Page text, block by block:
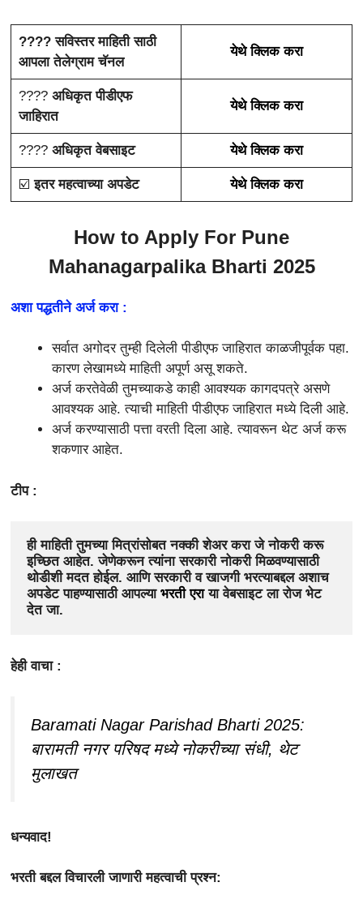
???? सविस्तर माहिती साठी
आपला तेलेग्राम चॅनल
येथे क्लिक करा
???? अधिकृत पीडीएफ
जाहिरात
येथे क्लिक करा
???? अधिकृत वेबसाइट येथे क्लिक करा
☑️इतर महत्वाच्या अपडेट येथे क्लिक करा
How to Apply For Pune
Mahanagarpalika Bharti 2025
अशा पद्धतीने अर्ज करा :
सर्वात अगोदर तुम्ही दिलेली पीडीएफ जाहिरात काळजीपूर्वक पहा.
कारण लेखामध्ये माहिती अपूर्ण असू शकते.
अर्ज करतेवेळी तुमच्याकडे काही आवश्यक कागदपत्रे असणे
आवश्यक आहे. त्याची माहिती पीडीएफ जाहिरात मध्ये दिली आहे.
अर्ज करण्यासाठी पत्ता वरती दिला आहे. त्यावरून थेट अर्ज करू
शकणार आहेत.
टीप :
ही माहिती तुमच्या मित्रांसोबत नक्की शेअर करा जे नोकरी करू
इच्छित आहेत. जेणेकरून त्यांना सरकारी नोकरी मिळवण्यासाठी
थोडीशी मदत होईल. आणि सरकारी व खाजगी भरत्याबद्दल अशाच
अपडेट पाहण्यासाठी आपल्या भरती एरा या वेबसाइट ला रोज भेट
देत जा.
हेही वाचा :
Baramati Nagar Parishad Bharti 2025:
बारामती नगर परिषद मध्ये नोकरीच्या संधी, थेट
मुलाखत
धन्यवाद!
भरती बद्दल विचारली जाणारी महत्वाची प्रश्न: